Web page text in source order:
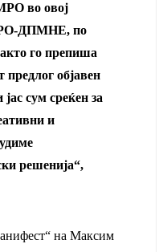
во овој
ДПМНЕ, по
го препиша
објавен
сум среќен за
и
решенија“,
на Максим